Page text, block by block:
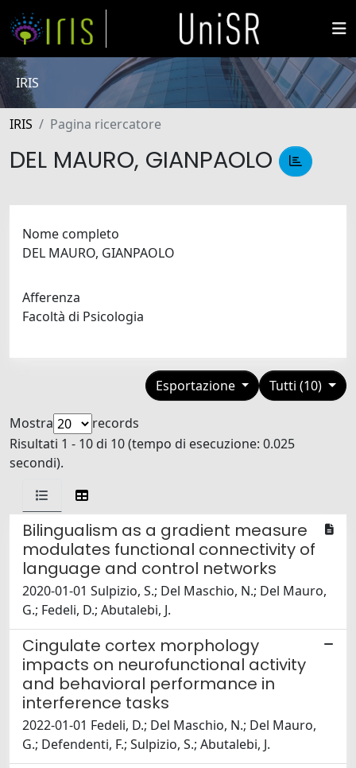
IRIS
IRIS Pagina ricercatore
DEL MAURO, GIANPAOLO
Nome completo
DEL MAURO, GIANPAOLO
Afferenza
Facoltà di Psicologia
Tutti (10)
Esportazione
Mostra
records
Risultati 1 - 10 di 10 (tempo di esecuzione: 0.025
secondi).
Bilingualism as a gradient measure
modulates functional connectivity of
language and control networks
2020-01-01 Sulpizio, S.; Del Maschio, N.; Del Mauro,
G.; Fedeli, D.; Abutalebi, J.
Cingulate cortex morphology
impacts on neurofunctional activity
and behavioral performance in
interference tasks
2022-01-01 Fedeli, D.; Del Maschio, N.; Del Mauro,
G.; Defendenti, F.; Sulpizio, S.; Abutalebi, J.